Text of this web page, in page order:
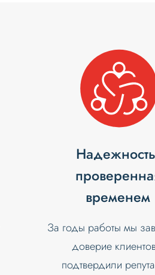
временем
За годы работы мы
доверие
подтвердили